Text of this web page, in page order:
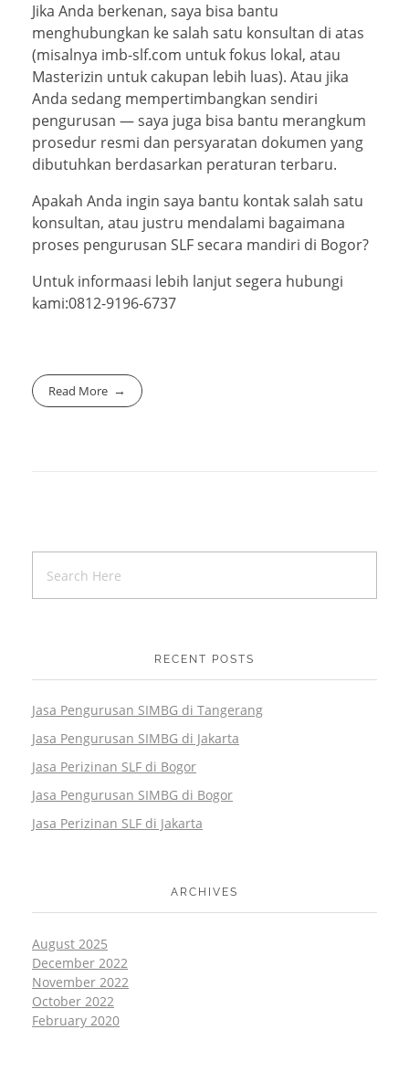
Jika Anda berkenan, saya bisa bantu
menghubungkan ke salah satu konsultan di atas
(misalnya imb-slf.com untuk fokus lokal, atau
Masterizin untuk cakupan lebih luas). Atau jika
Anda sedang mempertimbangkan sendiri
pengurusan — saya juga bisa bantu merangkum
prosedur resmi dan persyaratan dokumen yang
dibutuhkan berdasarkan peraturan terbaru.
Apakah Anda ingin saya bantu kontak salah satu
konsultan, atau justru mendalami bagaimana
proses pengurusan SLF secara mandiri di Bogor?
Untuk informaasi lebih lanjut segera hubungi
kami:0812-9196-6737
Read More
RECENT POSTS
Jasa Pengurusan SIMBG di Tangerang
Jasa Pengurusan SIMBG di Jakarta
Jasa Perizinan SLF di Bogor
Jasa Pengurusan SIMBG di Bogor
Jasa Perizinan SLF di Jakarta
ARCHIVES
August 2025
December 2022
November 2022
October 2022
February 2020